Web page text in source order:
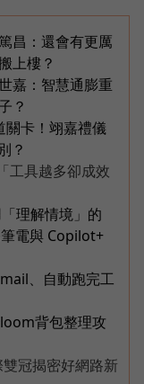
昌：還會有更厲
上樓？
嘉：智慧通膨重
？
關卡！翊嘉禮儀
？
工具越多卻成效
理解情境」的
電與 Copilot+
、自動跑完工
背包整理攻
冠揭密好網路新